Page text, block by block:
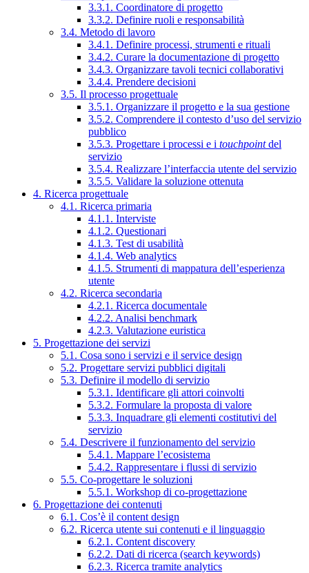
3.3.1. Coordinatore di progetto
3.3.2. Definire ruoli e responsabilità
3.4. Metodo di lavoro
3.4.1. Definire processi, strumenti e rituali
3.4.2. Curare la documentazione di progetto
3.4.3. Organizzare tavoli tecnici collaborativi
3.4.4. Prendere decisioni
3.5. Il processo progettuale
3.5.1. Organizzare il progetto e la sua gestione
3.5.2. Comprendere il contesto d’uso del servizio
pubblico
3.5.3. Progettare i processi e i touchpointdel
servizio
3.5.4. Realizzare l’interfaccia utente del servizio
3.5.5. Validare la soluzione ottenuta
4. Ricerca progettuale
4.1. Ricerca primaria
4.1.1. Interviste
4.1.2. Questionari
4.1.3. Test di usabilità
4.1.4. Web analytics
4.1.5. Strumenti di mappatura dell’esperienza
utente
4.2. Ricerca secondaria
4.2.1. Ricerca documentale
4.2.2. Analisi benchmark
4.2.3. Valutazione euristica
5. Progettazione dei servizi
5.1. Cosa sono i servizi e il service design
5.2. Progettare servizi pubblici digitali
5.3. Definire il modello di servizio
5.3.1. Identificare gli attori coinvolti
5.3.2. Formulare la proposta di valore
5.3.3. Inquadrare gli elementi costitutivi del
servizio
5.4. Descrivere il funzionamento del servizio
5.4.1. Mappare l’ecosistema
5.4.2. Rappresentare i flussi di servizio
5.5. Co-progettare le soluzioni
5.5.1. Workshop di co-progettazione
6. Progettazione dei contenuti
6.1. Cos’è il content design
6.2. Ricerca utente sui contenuti e il linguaggio
6.2.1. Content discovery
6.2.2. Dati di ricerca (search keywords)
6.2.3. Ricerca tramite analytics